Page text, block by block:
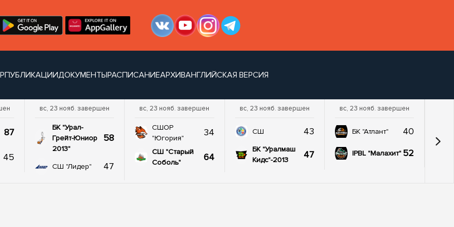
ПУБЛИКАЦИИДОКУМЕНТЫРАСПИСАНИЕАРХИВАНГЛИЙСКАЯ ВЕРСИЯ
87
45
вс, 23 нояб. завершен
БК "Урал-
Грейт-Юниор
2013"
58
СШ "Лидер" 47
вс, 23 нояб. завершен
СШОР
"Югория"
34
СШ "Старый
Соболь"
64
вс, 23 нояб. завершен
СШ 43
БК "Уралмаш
Кидс"-2013
47
вс, 23 нояб. завершен
БК "Атлант" 40
IPBL "Малахит" 52